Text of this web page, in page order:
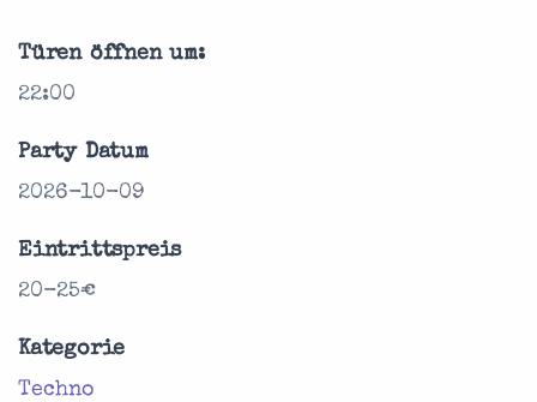
Türen öffnen um:
22:00
Party Datum
2026-10-09
Eintrittspreis
20-25€
Kategorie
Techno